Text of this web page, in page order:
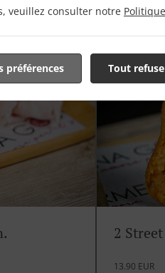
veuillez consulter notre
Tout
préférences
2
13.90 EUR